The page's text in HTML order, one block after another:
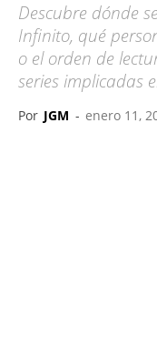
Descubre dónde
Infinito, qué
o el orden de
series implicadas
Por JGM - enero 11,